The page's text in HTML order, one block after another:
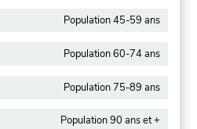
Population 45-59 ans
Population 60-74 ans
Population 75-89 ans
Population 90 ans et +